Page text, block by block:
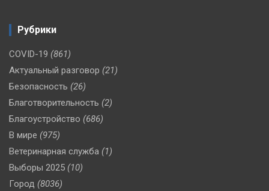
Рубрики
COVID-19 (861)
Актуальный разговор (21)
Безопасность (26)
Благотворительность (2)
Благоустройство (686)
В мире (975)
Ветеринарная служба (1)
Выборы 2025 (10)
Город (8036)